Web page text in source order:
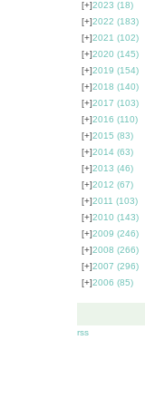
[+]2023 (18)
[+]2022 (183)
[+]2021 (102)
[+]2020 (145)
[+]2019 (154)
[+]2018 (140)
[+]2017 (103)
[+]2016 (110)
[+]2015 (83)
[+]2014 (63)
[+]2013 (46)
[+]2012 (67)
[+]2011 (103)
[+]2010 (143)
[+]2009 (246)
[+]2008 (266)
[+]2007 (296)
[+]2006 (85)
rss